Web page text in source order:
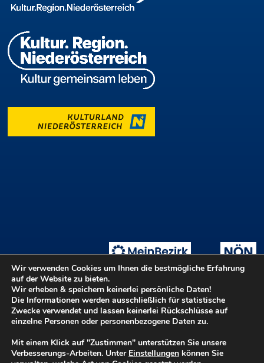
Tage der offenen Ateliers Teilnahmebedingungen
Login ::
Hilfe Kontakt
Barrierefreiheit
Wir verwenden Cookies um Ihnen die bestmögliche Erfahrung
auf der Website zu bieten.
Wir erheben & speichern keinerlei persönliche Daten!
Die Informationen werden ausschließlich für statistische
Zwecke verwendet und lassen keinerlei Rückschlüsse auf
einzelne Personen oder personenbezogene Daten zu.
Mit einem Klick auf "Zustimmen" unterstützen Sie unsere
Verbesserungs-Arbeiten. Unter Einstellungen können Sie